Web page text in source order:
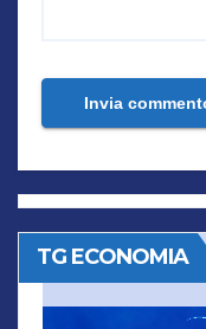
TG ECONOMIA